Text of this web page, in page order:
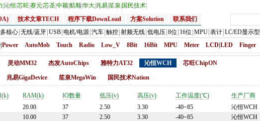
沁恒芯旺 赛元芯圣 中颖航顺华大兆易笙泉 国民技术
技术文章TECH 程序下载DownLoad 方案Solution
联系我们
多核心 无线/蓝牙 USB 电机/电源 汽车 触控 射频无线 低电压 8位 16位 MPU 表计 LC/ED显示型
AutoMob Touch Radio Low_V 8Bit 16Bit MPU Meter LCD|LED Finger
灵动MM32 杰发AutoChips 雅特力AT32 沁恒WCH 芯旺ChipON
兆易GigaDevice 笙泉MegaWin 国民技术Nation
RAM(k) IO数量 低压(v) 高压(v) 工作温度(℃) 生产厂商
20.00 37 2.50 3.30 -40~85 沁恒WCH
10.00 37 2.50 3.30 -40~85 沁恒WCH